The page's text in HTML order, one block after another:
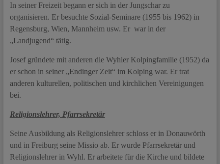
In seiner Freizeit begann er sich in der Jungschar zu
organisieren. Er besuchte Sozial-Seminare (1955 bis 1962) in
Regensburg, Wien, Mannheim usw. Er war in der
„Landjugend“ tätig.
Josef gründete mit anderen die Wyhler Kolpingfamilie (1952) da
er schon in seiner „Endinger Zeit“ im Kolping war. Er trat
anderen kulturellen, politischen und kirchlichen Vereinigungen
bei.
Religionslehrer, Pfarrsekretär
Seine Ausbildung als Religionslehrer schloss er in Donauwörth
und in Freiburg seine Missio ab. Er wurde Pfarrsekretär und
Religionslehrer in Wyhl. Er arbeitete für die Kirche und bildete